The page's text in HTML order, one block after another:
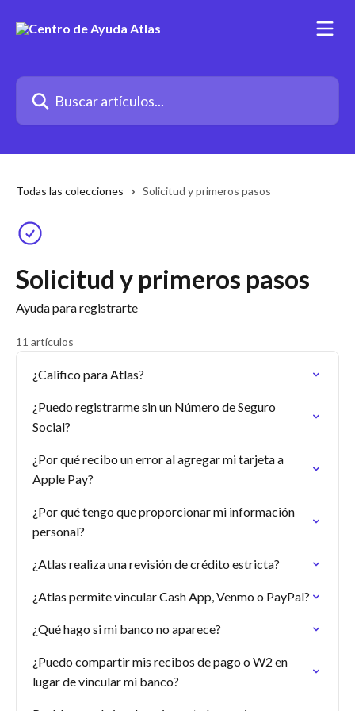
Buscar artículos...
Todas las colecciones Solicitud y primeros pasos
Solicitud y primeros pasos
Ayuda para registrarte
11 artículos
¿Califico para Atlas?
¿Puedo registrarme sin un Número de Seguro
Social?
¿Por qué recibo un error al agregar mi tarjeta a
Apple Pay?
¿Por qué tengo que proporcionar mi información
personal?
¿Atlas realiza una revisión de crédito estricta?
¿Atlas permite vincular Cash App, Venmo o PayPal?
¿Qué hago si mi banco no aparece?
¿Puedo compartir mis recibos de pago o W2 en
lugar de vincular mi banco?